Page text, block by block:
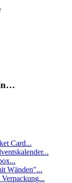
Card...
Wänden"...